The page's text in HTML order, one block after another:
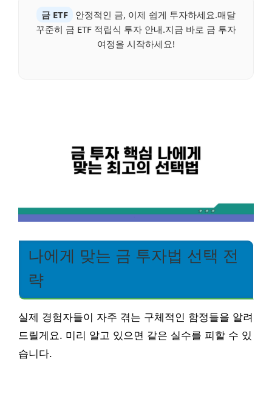
금 ETF
안정적인 금, 이제 쉽게 투자하세요.매달
꾸준히 금 ETF 적립식 투자 안내.지금 바로 금 투자
여정을 시작하세요!
나에게 맞는 금 투자법 선택 전
략
실제 경험자들이 자주 겪는 구체적인 함정들을 알려
드릴게요. 미리 알고 있으면 같은 실수를 피할 수 있
습니다.